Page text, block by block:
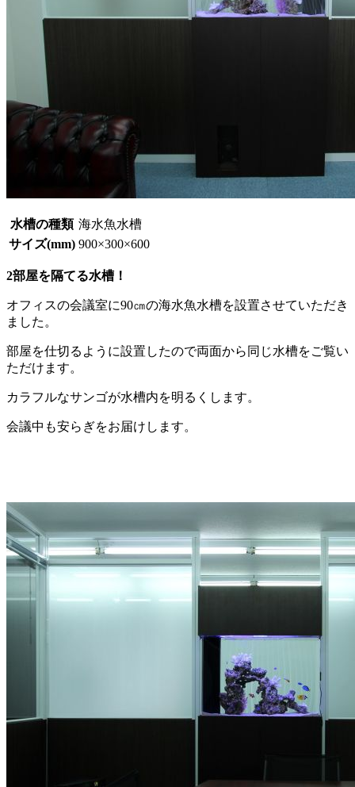
水槽の種類 海水魚水槽
サイズ(mm) 900×300×600
2部屋を隔てる水槽！
オフィスの会議室に90㎝の海水魚水槽を設置させていただき
ました。
部屋を仕切るように設置したので両面から同じ水槽をご覧い
ただけます。
カラフルなサンゴが水槽内を明るくします。
会議中も安らぎをお届けします。